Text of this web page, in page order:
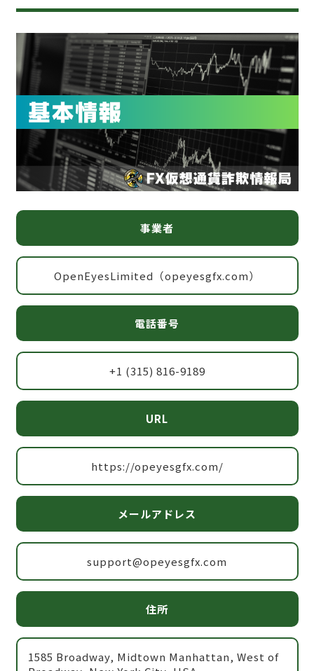
事業者
OpenEyesLimited（opeyesgfx.com）
電話番号
+1 (315) 816-9189
URL
https://opeyesgfx.com/
メールアドレス
support@opeyesgfx.com
住所
1585 Broadway, Midtown Manhattan, West of